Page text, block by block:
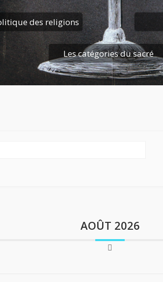
Les catégories du sacré
des religions
AOÛT 2026